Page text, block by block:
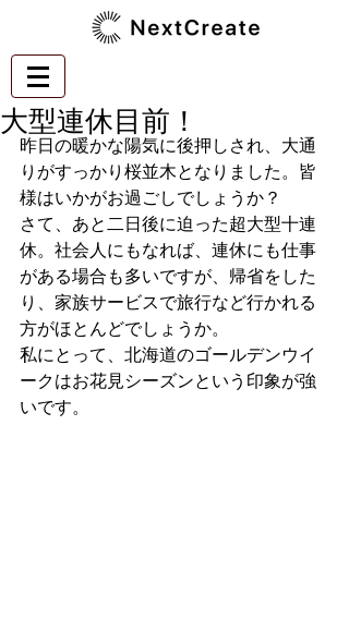
大型連休目前！
昨日の暖かな陽気に後押しされ、大通
りがすっかり桜並木となりました。皆
様はいかがお過ごしでしょうか？
さて、あと二日後に迫った超大型十連
休。社会人にもなれば、連休にも仕事
がある場合も多いですが、帰省をした
り、家族サービスで旅行など行かれる
方がほとんどでしょうか。
私にとって、北海道のゴールデンウイ
ークはお花見シーズンという印象が強
いです。